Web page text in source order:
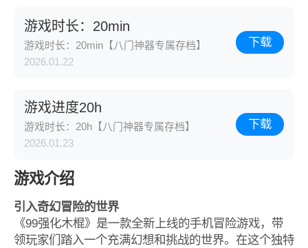
游戏时长：20min
游戏时长：20min【八门神器专属存档】
2026.01.22
下载
游戏进度20h
游戏时长：20h【八门神器专属存档】
2026.01.23
下载
游戏介绍
引入奇幻冒险的世界
《99强化木棍》是一款全新上线的手机冒险游戏，带
领玩家们踏入一个充满幻想和挑战的世界。在这个独特